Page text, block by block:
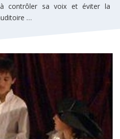
contrôler sa voix et éviter la
…